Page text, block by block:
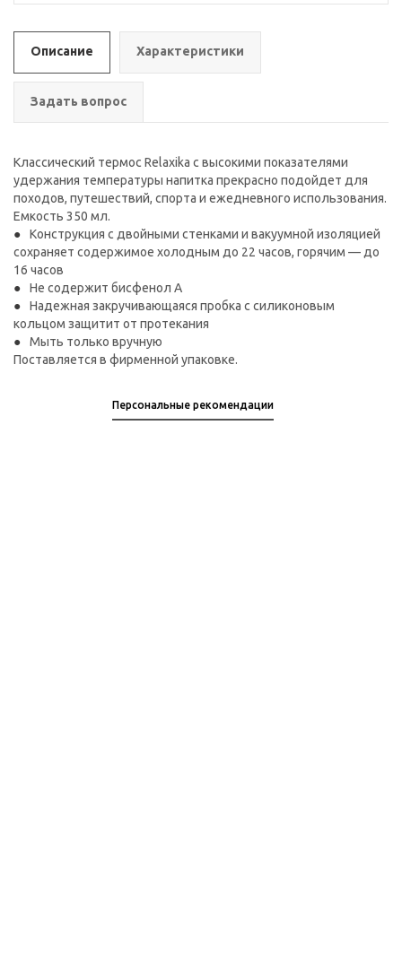
Описание Характеристики
Задать вопрос
Классический термос Relaxika с высокими показателями
удержания температуры напитка прекрасно подойдет для
походов, путешествий, спорта и ежедневного использования.
Емкость 350 мл.
Конструкция с двойными стенками и вакуумной изоляцией
сохраняет содержимое холодным до 22 часов, горячим — до
16 часов
Не содержит бисфенол А
Надежная закручивающаяся пробка с силиконовым
кольцом защитит от протекания
Мыть только вручную
Поставляется в фирменной упаковке.
Персональные рекомендации